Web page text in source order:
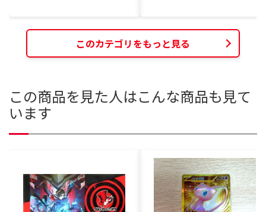
このカテゴリをもっと見る
この商品を見た人はこんな商品も見て
います